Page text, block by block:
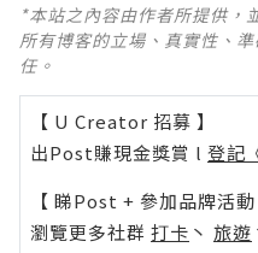
*本站之內容由作者所提供，
所有博客的立場、真實性、
任。
【 U Creator 招募 】
出Post賺現金獎賞 l 登記
【 睇Post + 參加品牌活動
瀏覽更多社群 打卡 丶 旅遊